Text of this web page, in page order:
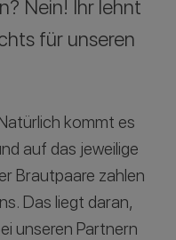
Nein! Ihr lehnt
für unseren
kommt es
auf das jeweilige
Brautpaare zahlen
Das liegt daran,
unseren Partnern